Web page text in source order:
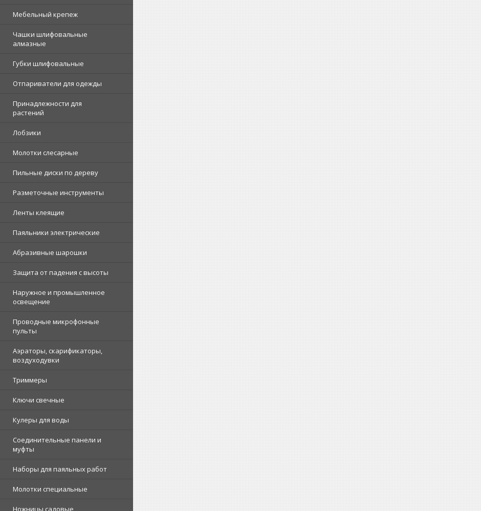
Мебельный крепеж
Чашки шлифовальные
алмазные
Губки шлифовальные
Отпариватели для одежды
Принадлежности для
растений
Лобзики
Молотки слесарные
Пильные диски по дереву
Разметочные инструменты
Ленты клеящие
Паяльники электрические
Абразивные шарошки
Защита от падения с высоты
Наружное и промышленное
освещение
Проводные микрофонные
пульты
Аэраторы, скарификаторы,
воздуходувки
Триммеры
Ключи свечные
Кулеры для воды
Соединительные панели и
муфты
Наборы для паяльных работ
Молотки специальные
Ножницы садовые